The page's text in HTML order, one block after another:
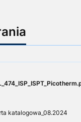
katalogowa_08.2024